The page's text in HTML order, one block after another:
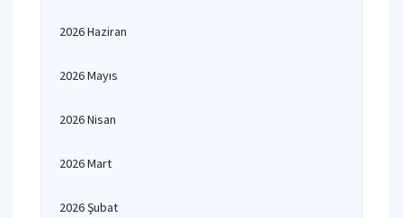
2026 Haziran
2026 Mayıs
2026 Nisan
2026 Mart
2026 Şubat